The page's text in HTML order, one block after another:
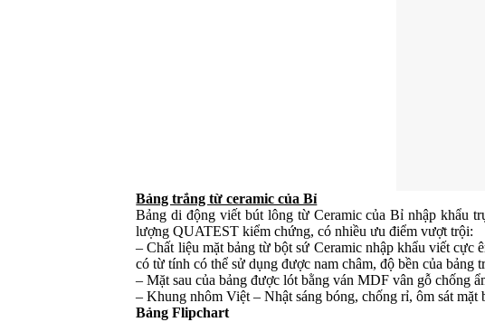
Bảng trắng từ ceramic của Bỉ
Bảng di động viết bút lông từ Ceramic của Bỉ nhập khẩu
lượng QUATEST kiểm chứng, có nhiều ưu điểm vượt trội:
– Chất liệu mặt bảng từ bột sứ Ceramic nhập khẩu viết cực
có từ tính có thể sử dụng được nam châm, độ bền của bảng
– Mặt sau của bảng được lót bằng ván MDF vân gỗ chống
– Khung nhôm Việt – Nhật sáng bóng, chống rỉ, ôm sát
Bảng Flipchart